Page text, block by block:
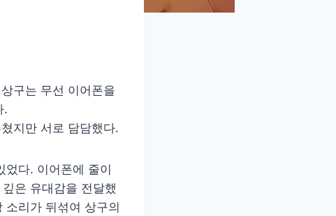
구는 무선 이어폰을
.
지만 서로 담담했다.
었다. 이어폰에 줄이
은 유대감을 전달했
리가 뒤섞여 상구의